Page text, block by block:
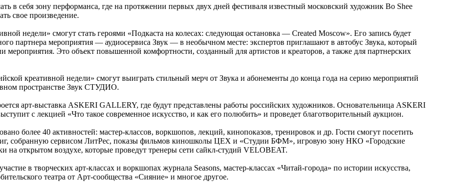
в себя зону перформанса, где на протяжении первых двух дней фестиваля известный московский художник Bo Shee
свое произведение.
недели» смогут стать героями «Подкаста на колесах: следующая остановка — Created Moscow». Его запись будет
партнера мероприятия — аудиосервиса Звук — в необычном месте: экспертов приглашают в автобус Звука, который
мероприятия. Это объект повышенной комфортности, созданный для артистов и креаторов, а также для партнерских
креативной недели» смогут выиграть стильный мерч от Звука и абонементы до конца года на серию мероприятий
пространстве Звук СТУДИО.
арт-выставка ASKERI GALLERY, где будут представлены работы российских художников. Основательница ASKERI
с лекцией «Что такое современное искусство, и как его полюбить» и проведет благотворительный аукцион.
более 40 активностей: мастер-классов, воркшопов, лекций, кинопоказов, тренировок и др. Гости смогут посетить
собранную сервисом ЛитРес, показы фильмов киношколы ЦЕХ и «Студии БФМ», игровую зону НКО «Городские
на открытом воздухе, которые проведут тренеры сети сайкл-студий VELOBEAT.
в творческих арт-классах и воркшопах журнала Seasons, мастер-классах «Читай-города» по истории искусства,
театра от Арт-сообщества «Сияние» и многое другое.